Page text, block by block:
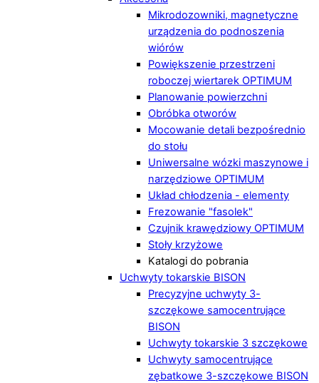
Mikrodozowniki, magnetyczne
urządzenia do podnoszenia
wiórów
Powiększenie przestrzeni
roboczej wiertarek OPTIMUM
Planowanie powierzchni
Obróbka otworów
Mocowanie detali bezpośrednio
do stołu
Uniwersalne wózki maszynowe i
narzędziowe OPTIMUM
Układ chłodzenia - elementy
Frezowanie "fasolek"
Czujnik krawędziowy OPTIMUM
Stoły krzyżowe
Katalogi do pobrania
Uchwyty tokarskie BISON
Precyzyjne uchwyty 3-
szczękowe samocentrujące
BISON
Uchwyty tokarskie 3 szczękowe
Uchwyty samocentrujące
zębatkowe 3-szczękowe BISON